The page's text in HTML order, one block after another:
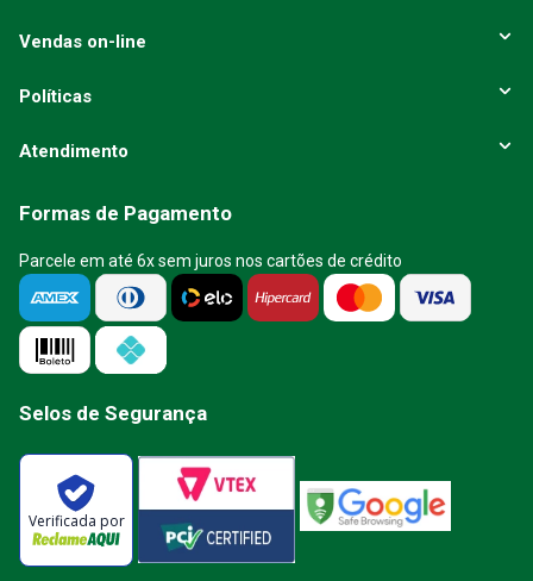
Vendas on-line
Políticas
Atendimento
Formas de Pagamento
Parcele em até 6x sem juros nos cartões de crédito
Selos de Segurança
Verificada por